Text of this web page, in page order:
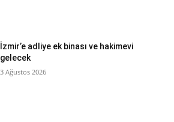
İzmir’e adliye ek binası ve hakimevi
gelecek
3 Ağustos 2026